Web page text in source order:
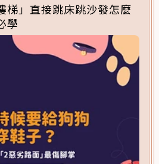
梯」直接跳床跳沙發怎麼
學